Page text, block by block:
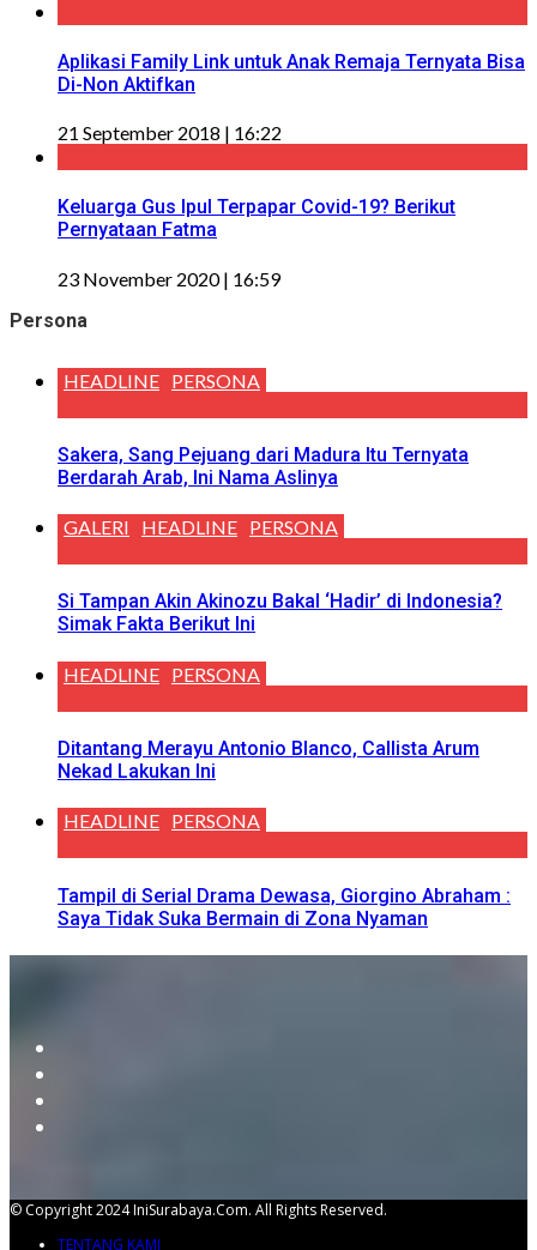
Aplikasi Family Link untuk Anak Remaja Ternyata Bisa
Di-Non Aktifkan
21 September 2018 | 16:22
Keluarga Gus Ipul Terpapar Covid-19? Berikut
Pernyataan Fatma
23 November 2020 | 16:59
Persona
HEADLINE PERSONA
Sakera, Sang Pejuang dari Madura Itu Ternyata
Berdarah Arab, Ini Nama Aslinya
GALERI HEADLINE PERSONA
Si Tampan Akin Akinozu Bakal ‘Hadir’ di Indonesia?
Simak Fakta Berikut Ini
HEADLINE PERSONA
Ditantang Merayu Antonio Blanco, Callista Arum
Nekad Lakukan Ini
HEADLINE PERSONA
Tampil di Serial Drama Dewasa, Giorgino Abraham :
Saya Tidak Suka Bermain di Zona Nyaman
© Copyright 2024 IniSurabaya.com. All Rights Reserved.
TENTANG KAMI